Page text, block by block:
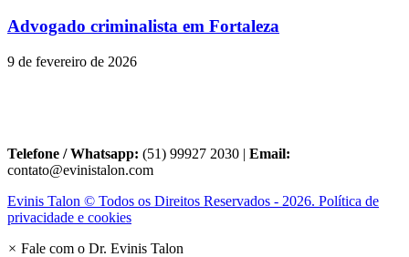
Advogado criminalista em Fortaleza
9 de fevereiro de 2026
Telefone / Whatsapp: (51) 99927 2030 | Email:
contato@evinistalon.com
Evinis Talon © Todos os Direitos Reservados - 2026. Política de
privacidade e cookies
× Fale com o Dr. Evinis Talon